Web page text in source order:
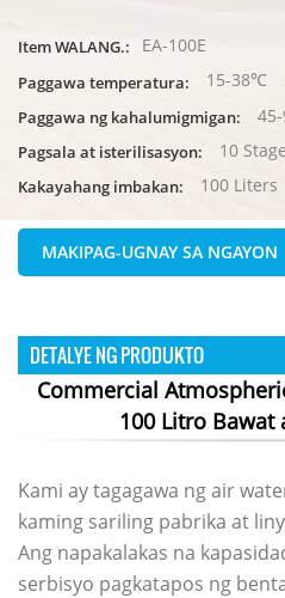
Item WALANG.: EA-100E
Paggawa temperatura: 15-38℃
Paggawa ng kahalumigmigan:
Pagsala at isterilisasyon: 10 Stage
Kakayahang imbakan: 100 Liters
MAKIPAG-UGNAY SA NGAYON
DETALYE NG PRODUKTO
Commercial
100 Litro Bawat
Kami ay tagagawa ng air
kaming sariling pabrika at
Ang napakalakas na
serbisyo pagkatapos ng